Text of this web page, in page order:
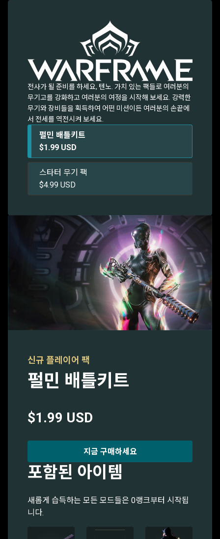
전사가 될 준비를 하세요, 텐노. 가치 있는 팩들로 여러분의
무기고를 강화하고 여러분의 여정을 시작해 보세요. 강력한
무기와 장비들을 획득하여 어떤 미션이든 여러분의 손끝에
서 전세를 역전시켜 보세요.
펄민 배틀키트
$1.99 USD
스타터 무기 팩
$4.99 USD
신규 플레이어 팩
펄민 배틀키트
$1.99 USD
지금 구매하세요
포함된 아이템
새롭게 습득하는 모든 모드들은 0랭크부터 시작됩
니다.